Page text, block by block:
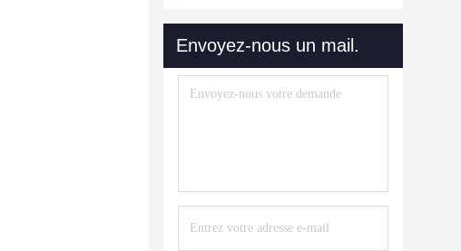
Envoyez-nous un mail.